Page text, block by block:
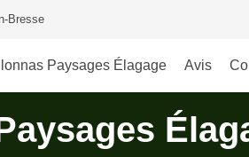
Bresse
Paysages Élagage Avis